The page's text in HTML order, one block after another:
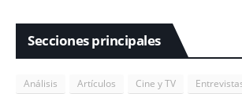
Secciones principales
Análisis Artículos Cine y TV